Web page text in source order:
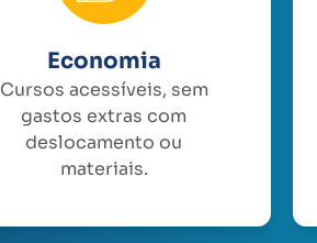
Economia
Cursos acessíveis, sem
gastos extras com
deslocamento ou
materiais.